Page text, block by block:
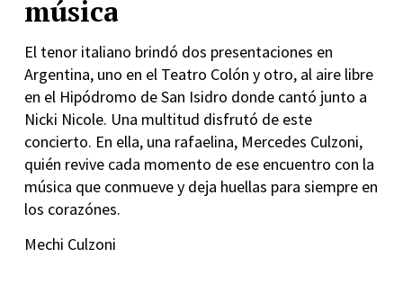
música
El tenor italiano brindó dos presentaciones en
Argentina, uno en el Teatro Colón y otro, al aire libre
en el Hipódromo de San Isidro donde cantó junto a
Nicki Nicole. Una multitud disfrutó de este
concierto. En ella, una rafaelina, Mercedes Culzoni,
quién revive cada momento de ese encuentro con la
música que conmueve y deja huellas para siempre en
los corazónes.
Mechi Culzoni